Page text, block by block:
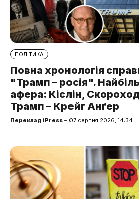
ПОЛІТИКА
Повна хронологія
"Трамп – росія".
афера: Кіслін, Скороход
Трамп – Крейг Анґер
Переклад iPress – 07 серпня 2026, 14:34